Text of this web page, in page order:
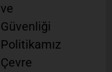
ve
Güvenliği
Politikamız
Çevre